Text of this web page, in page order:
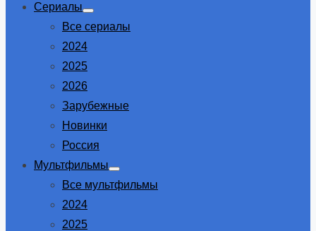
Сериалы
Show
sub
Все сериалы
2024
2025
2026
Зарубежные
Новинки
Россия
Мультфильмы
Show
sub
Все мультфильмы
2024
2025